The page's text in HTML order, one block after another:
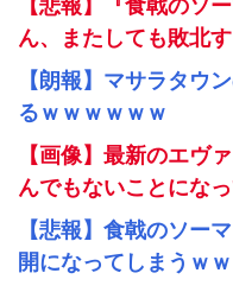
【悲報】『食戟のソ
ん、またしても敗北
【朗報】マサラタウ
るｗｗｗｗｗｗ
【画像】最新のエヴ
んでもないことにな
【悲報】食戟のソー
開になってしまうｗ